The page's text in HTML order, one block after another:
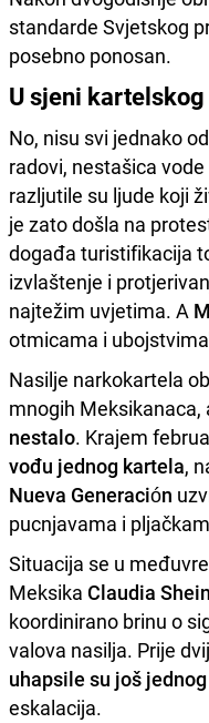
standarde Svjetskog
posebno ponosan.
U sjeni
No, nisu svi jednako
radovi, nestašica
razljutile su ljude koji
je zato došla na
događa turistifikacija
izvlaštenje i
najtežim uvjetima. A
otmicama i
Nasilje narkokartela
mnogih Meksikanaca,
nestalo. Krajem
vođu jednog kartela,
Nueva Generación
pucnjavama i
Situacija se u
Meksika Claudia
koordinirano brinu o
valova nasilja. Prije
uhapsile su još
eskalacija.